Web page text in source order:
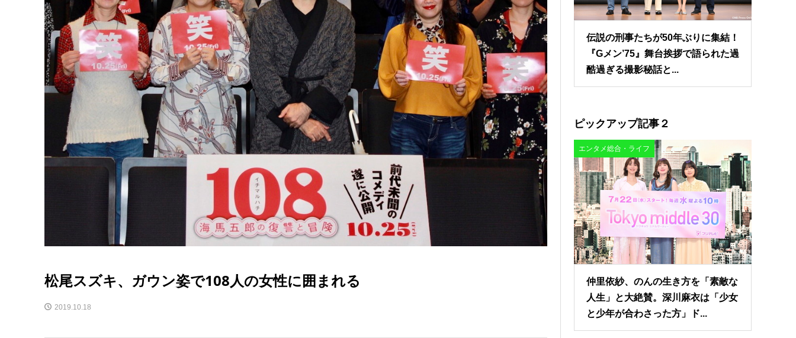
松尾スズキ、ガウン姿で108人の女性に囲まれる
2019.10.18
伝説の刑事たちが50年ぶりに集結！
『Gメン’75』舞台挨拶で語られた過
酷過ぎる撮影秘話と...
ピックアップ記事２
エンタメ総合・ライフ
仲里依紗、のんの生き方を「素敵な
人生」と大絶賛。深川麻衣は「少女
と少年が合わさった方」ド...